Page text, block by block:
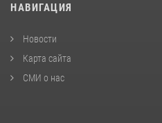
НАВИГАЦИЯ
Новости
Карта сайта
СМИ о нас